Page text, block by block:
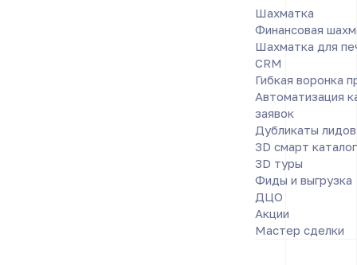
Шахматка
Финансовая
Шахматка для
CRM
Гибкая воронка
Автоматизация
заявок
Дубликаты лидов
3D смарт каталог
3D туры
Фиды и выгрузка
ДЦО
Акции
Мастер сделки